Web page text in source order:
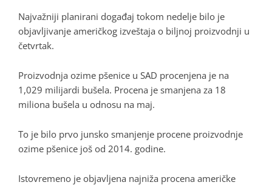
Najvažniji planirani događaj tokom nedelje bilo je
objavljivanje američkog izveštaja o biljnoj proizvodnji u
četvrtak.
Proizvodnja ozime pšenice u SAD procenjena je na
1,029 milijardi bušela. Procena je smanjena za 18
miliona bušela u odnosu na maj.
To je bilo prvo junsko smanjenje procene proizvodnje
ozime pšenice još od 2014. godine.
Istovremeno je objavljena najniža procena američke